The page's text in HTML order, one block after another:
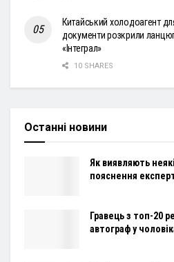
Китайський холодоагент
документи розкрили
«Інтеграл»
10 SHARES
Останні новини
Як виявляють
пояснення
Гравець з топ-20
автограф у